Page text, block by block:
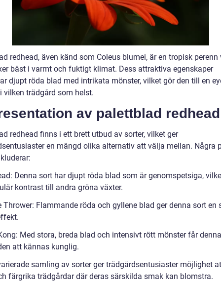
redhead, även känd som Coleus blumei, är en tropisk perenn
bäst i varmt och fuktigt klimat. Dess attraktiva egenskaper
djupt röda blad med intrikata mönster, vilket gör den till en
vilken trädgård som helst.
av palettblad redhead
redhead finns i ett brett utbud av sorter, vilket ger
en mängd olika alternativ att välja mellan. Några
Denna sort har djupt röda blad som är genomspetsiga,
kontrast till andra gröna växter.
Thrower: Flammande röda och gyllene blad ger denna sort en
Med stora, breda blad och intensivt rött mönster får
att kännas kunglig.
samling av sorter ger trädgårdsentusiaster möjlighet
färgrika trädgårdar där deras särskilda smak kan blomstra.